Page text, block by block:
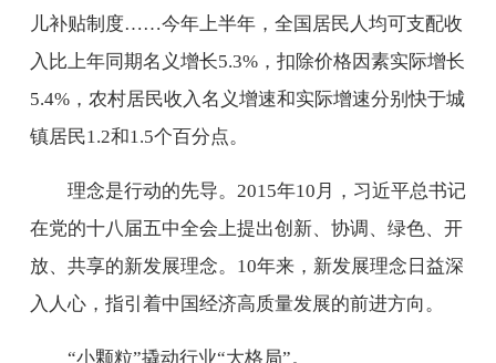
儿补贴制度……今年上半年，全国居民人均可支配收
入比上年同期名义增长5.3%，扣除价格因素实际增长
5.4%，农村居民收入名义增速和实际增速分别快于城
镇居民1.2和1.5个百分点。
理念是行动的先导。2015年10月，习近平总书记
在党的十八届五中全会上提出创新、协调、绿色、开
放、共享的新发展理念。10年来，新发展理念日益深
入人心，指引着中国经济高质量发展的前进方向。
“小颗粒”撬动行业“大格局”。